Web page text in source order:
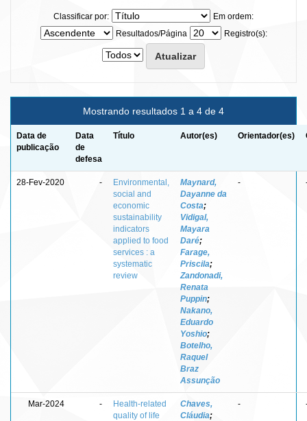
Classificar por:
Em ordem:
Resultados/Página
Registro(s):
Mostrando resultados 1 a 4 de 4
Data de
publicação
Data
de
defesa
Título Autor(es) Orientador(es)
28-Fev-2020 -
Environmental,
social and
economic
sustainability
indicators
applied to food
services : a
systematic
review
Maynard,
Dayanne da
Costa;
Vidigal,
Mayara
Daré;
Farage,
Priscila;
Zandonadi,
Renata
Puppin;
Nakano,
Eduardo
Yoshio;
Botelho,
Raquel
Braz
Assunção
-
Mar-2024 -
Health-related
quality of life
Chaves,
Cláudia;
-